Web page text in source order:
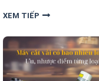
thiết bị phù hợp cho doanh
XEM TIẾP